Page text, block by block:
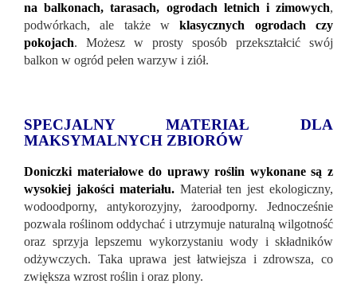
na balkonach, tarasach, ogrodach letnich i zimowych,
podwórkach, ale także wklasycznych ogrodach czy
pokojach. Możesz w prosty sposób przekształcić swój
balkon w ogród pełen warzyw i ziół.
SPECJALNY MATERIAŁ DLA
MAKSYMALNYCH ZBIORÓW
Doniczki materiałowe do uprawy roślin wykonane są z
wysokiej jakości materiału.Materiał ten jest ekologiczny,
wodoodporny, antykorozyjny, żaroodporny. Jednocześnie
pozwala roślinom oddychać i utrzymuje naturalną wilgotność
oraz sprzyja lepszemu wykorzystaniu wody i składników
odżywczych. Taka uprawa jest łatwiejsza i zdrowsza, co
zwiększa wzrost roślin i oraz plony.